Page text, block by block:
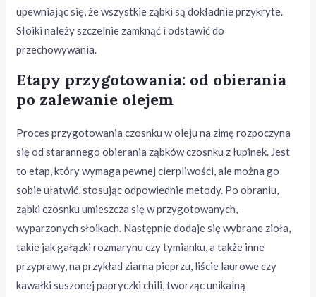
upewniając się, że wszystkie ząbki są dokładnie przykryte.
Słoiki należy szczelnie zamknąć i odstawić do
przechowywania.
Etapy przygotowania: od obierania
po zalewanie olejem
Proces przygotowania czosnku w oleju na zimę rozpoczyna
się od starannego obierania ząbków czosnku z łupinek. Jest
to etap, który wymaga pewnej cierpliwości, ale można go
sobie ułatwić, stosując odpowiednie metody. Po obraniu,
ząbki czosnku umieszcza się w przygotowanych,
wyparzonych słoikach. Następnie dodaje się wybrane zioła,
takie jak gałązki rozmarynu czy tymianku, a także inne
przyprawy, na przykład ziarna pieprzu, liście laurowe czy
kawałki suszonej papryczki chili, tworząc unikalną